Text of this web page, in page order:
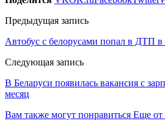
Предыдущая запись
Автобус с белорусами попал в ДТП
Следующая запись
В Беларуси появилась вакансия с
месяц
Вам также могут понравиться Еще от